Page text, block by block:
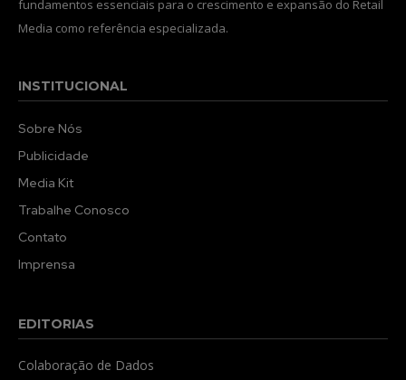
fundamentos essenciais para o crescimento e expansão do Retail
Media como referência especializada.
INSTITUCIONAL
Sobre Nós
Publicidade
Media Kit
Trabalhe Conosco
Contato
Imprensa
EDITORIAS
Colaboração de Dados